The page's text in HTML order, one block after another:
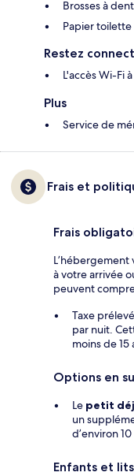
Brosses à
Papier toilette
Restez
L'accès Wi-Fi
Plus
Service de
Frais et
Frais
L’hébergement
à votre arrivée
peuvent
Taxe
par nuit.
moins de 15
Options en
Le petit
un
d’environ
Enfants et